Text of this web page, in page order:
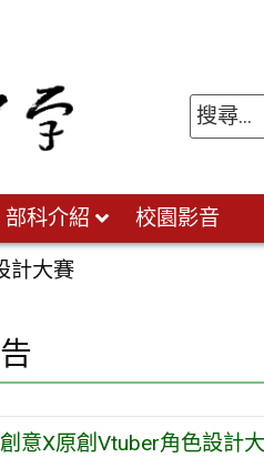
部科介紹 校園影音
計大賽
創意X原創Vtuber角色設計